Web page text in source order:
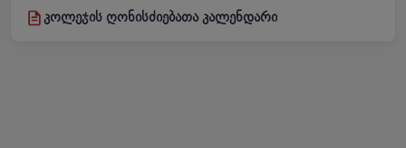
კოლეჯის ღონისძიებათა კალენდარი